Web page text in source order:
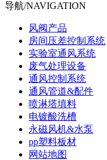
导航/NAVIGATION
风阀产品
房间压差控制系统
实验室通风系统
废气处理设备
通风控制系统
通风管道&配件
喷淋塔填料
电镀酸洗槽
永磁风机&水泵
pp塑料板材
网站地图